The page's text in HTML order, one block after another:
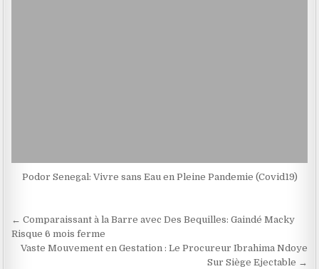
Podor Senegal: Vivre sans Eau en Pleine Pandemie (Covid19)
Navigation
de
← Comparaissant à la Barre avec Des Bequilles: Gaindé Macky
Risque 6 mois ferme
Vaste Mouvement en Gestation : Le Procureur Ibrahima Ndoye
Sur Siège Ejectable →